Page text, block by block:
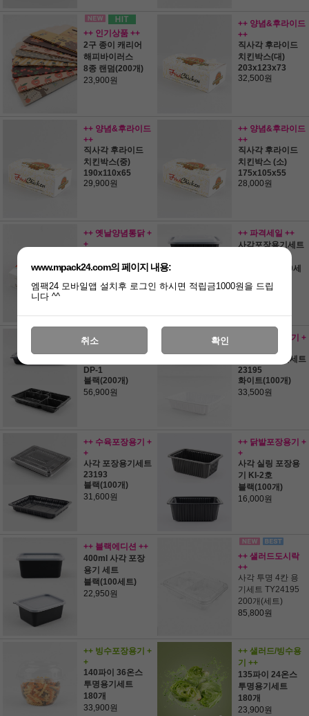
++ 인기상품 ++
2구 종이 캐리어
해피바이러스
8종 랜덤(200개)
23,900원
++ 양념&후라이드
++
직사각 후라이드
치킨박스(대)
203x123x73
32,500원
++ 양념&후라이드
++
직사각 후라이드
치킨박스(중)
190x110x65
29,900원
++ 양념&후라이드
++
직사각 후라이드
치킨박스 (소)
175x105x55
28,000원
++ 옛날양념통닭 +
+
치킨박스 M2
29,900원
++ 파격세일 ++
사각포장용기세트
용기+뚜껑(150세
56,400원
++ 돈가스도시락 +
+
DP-1
블랙(200개)
56,900원
++ 수육포장용기 +
사각 포장용기세트
23195
화이트(100개)
33,500원
++ 수육포장용기 +
+
사각 포장용기세트
23193
블랙(100개)
31,600원
++ 닭발포장용기 +
+
사각 실링 포장용
기 KI-2호
블랙(100개)
16,000원
++ 블랙에디션 ++
400ml 사각 포장
용기 세트
블랙(100세트)
22,950원
++ 샐러드도시락
++
사각 투명 4칸 용
기세트 TY24195
200개(세트)
85,800원
++ 빙수포장용기 +
+
140파이 36온스
투명용기세트
180개
33,900원
++ 샐러드/빙수용
기 ++
135파이 24온스
투명용기세트
180개
23,900원
www.mpack24.com의 페이지 내용:
엠팩24 모바일앱 설치후 로그인 하시면 적립금1000원을 드립
니다 ^^
취소 확인